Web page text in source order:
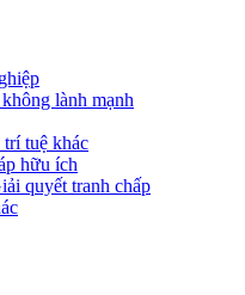
lành mạnh
tuệ khác
hữu ích
quyết tranh chấp